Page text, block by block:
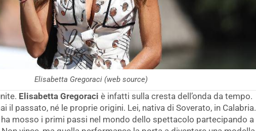
Elisabetta Gregoraci (web source)
Elisabetta Gregoraci è infatti sulla cresta dell’onda da tempo.
il passato, né le proprie origini. Lei, nativa di Soverato, in Calabria.
mosso i primi passi nel mondo dello spettacolo partecipando a